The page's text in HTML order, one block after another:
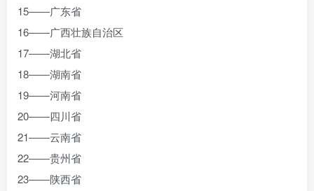
15――广东省
16――广西壮族自治区
17――湖北省
18――湖南省
19――河南省
20――四川省
21――云南省
22――贵州省
23――陕西省